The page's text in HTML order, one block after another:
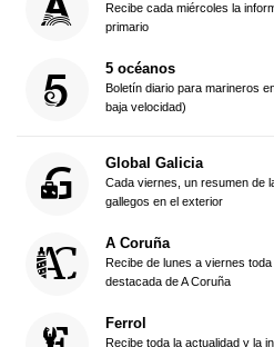
Recibe cada miércoles la
primario
5 océanos
Boletín diario para marineros
baja velocidad)
Global Galicia
Cada viernes, un resumen de
gallegos en el exterior
A Coruña
Recibe de lunes a viernes
destacada de A Coruña
Ferrol
Recibe toda la actualidad y la